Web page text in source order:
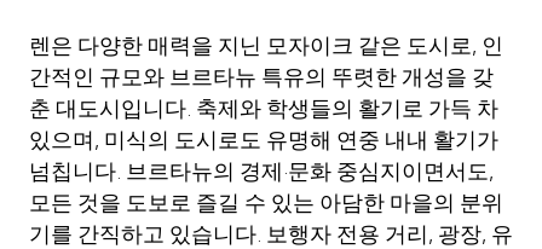
렌은 다양한 매력을 지닌 모자이크 같은 도시로, 인
간적인 규모와 브르타뉴 특유의 뚜렷한 개성을 갖
춘 대도시입니다. 축제와 학생들의 활기로 가득 차
있으며, 미식의 도시로도 유명해 연중 내내 활기가
넘칩니다. 브르타뉴의 경제·문화 중심지이면서도,
모든 것을 도보로 즐길 수 있는 아담한 마을의 분위
기를 간직하고 있습니다. 보행자 전용 거리, 광장, 유